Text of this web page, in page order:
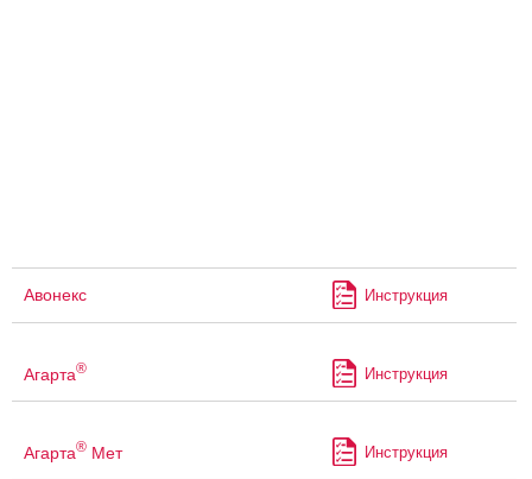
Авонекс Инструкция
Агарта® Инструкция
Агарта® Мет Инструкция